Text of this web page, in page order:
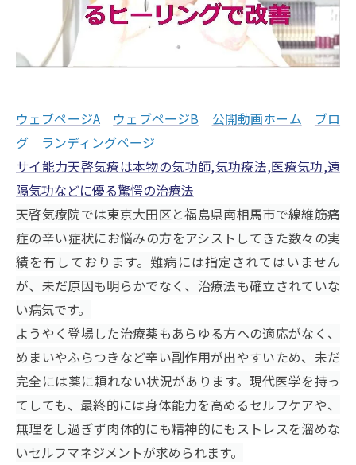
ウェブページA ウェブページB 公開動画ホーム
ブロ
グ
ランディングページ
サイ能力天啓気療は本物の気功師,気功療法,医療気功,遠
隔気功などに優る驚愕の治療法
天啓気療院では東京大田区と福島県南相馬市で線維筋痛
症の辛い症状にお悩みの方をアシストしてきた数々の実
績を有しております。難病には指定されてはいません
が、未だ原因も明らかでなく、治療法も確立されていな
い病気です。
ようやく登場した治療薬もあらゆる方への適応がなく、
めまいやふらつきなど辛い副作用が出やすいため、未だ
完全には薬に頼れない状況があります。現代医学を持っ
てしても、最終的には身体能力を高めるセルフケアや、
無理をし過ぎず肉体的にも精神的にもストレスを溜めな
いセルフマネジメントが求められます。